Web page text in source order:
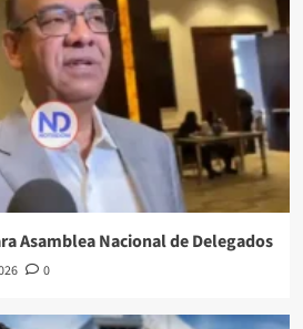
Asamblea Nacional de Delegados
0